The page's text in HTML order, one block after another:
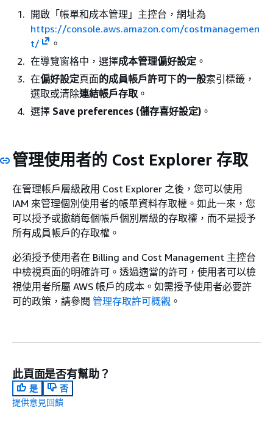
開啟「帳單和成本管理」主控台，網址為
https://console.aws.amazon.com/costmanagemen
t/
。
在導覽窗格中，選擇成本管理偏好設定 。
在偏好設定頁面的成員帳戶許可下的一般索引標籤，
選取或清除連結帳戶存取 。
選擇 Save preferences (儲存喜好設定) 。
管理使用者的 Cost Explorer 存取
在管理帳戶層級啟用 Cost Explorer 之後，您可以使用
IAM 來管理個別使用者的帳單資料存取權。如此一來，您
可以授予或撤銷每個帳戶個別層級的存取權，而不是授予
所有成員帳戶的存取權。
必須授予使用者在 Billing and Cost Management 主控台
中檢視頁面的明確許可。透過適當的許可，使用者可以檢
視使用者所屬 AWS 帳戶的成本。如需授予使用者必要許
可的政策，請參閱 管理存取許可概觀 。
此頁面是否有幫助？
是
否
提供意見回饋